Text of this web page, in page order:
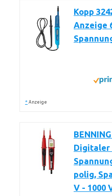
Kopp
Anzeige
* Anzeige
Digitaler
polig,
V - 1000